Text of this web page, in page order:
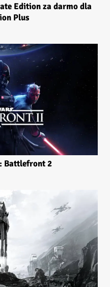
Edition za darmo dla
Plus
Battlefront 2